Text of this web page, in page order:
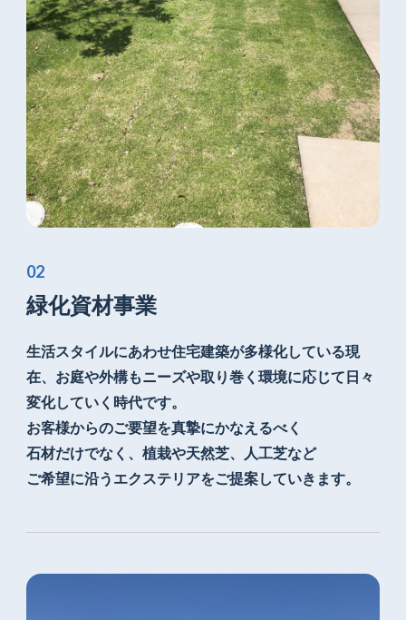
緑化資材事業
生活スタイルにあわせ住宅建築が多様化している現
在、お庭や外構もニーズや取り巻く環境に応じて日々
変化していく時代です。
お客様からのご要望を真摯にかなえるべく
石材だけでなく、植栽や天然芝、人工芝など
ご希望に沿うエクステリアをご提案していきます。